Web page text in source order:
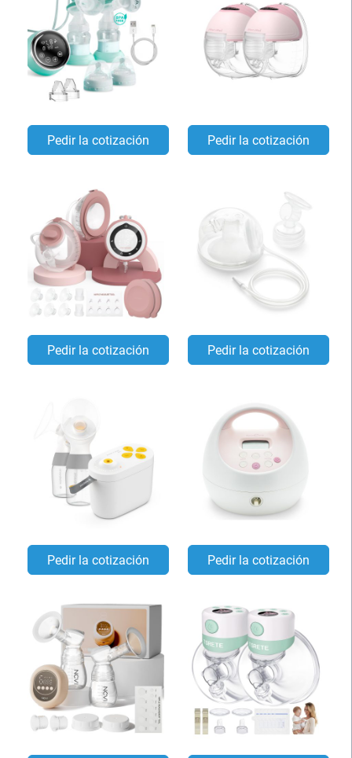
Pedir la cotización Pedir la cotización
Pedir la cotización Pedir la cotización
Pedir la cotización Pedir la cotización